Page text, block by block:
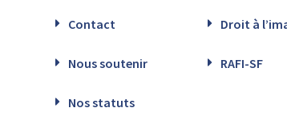
Contact Droit à
Nous soutenir RAFI-SF
Nos statuts